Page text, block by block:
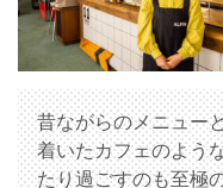
昔ながらのメニュー
着いたカフェのよう
たり過ごすのも至極